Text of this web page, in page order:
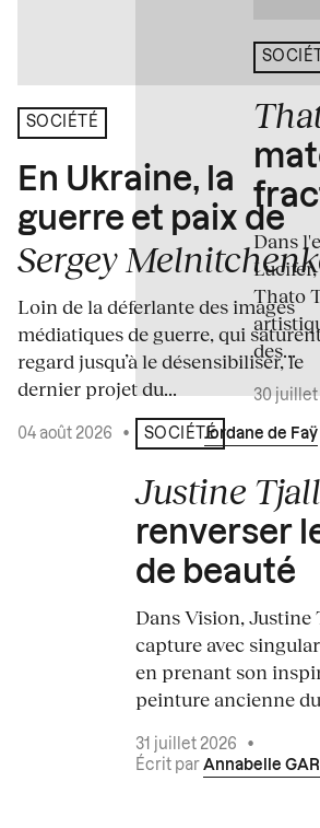
SOCIÉTÉ
En Ukraine, la
guerre et paix de
Sergey
Loin de la déferlante des images
médiatiques de guerre, qui
regard jusqu’à le désensibiliser, le
dernier projet du...
04 août 2026 • Écrit par Jordane de Faÿ
SOCIÉTÉ
Justine
renverser
de beauté
Dans Vision,
capture avec
en prenant son
peinture ancienne
31 juillet 2026
•
Écrit par Annabelle
Dans
Thato
des...
30